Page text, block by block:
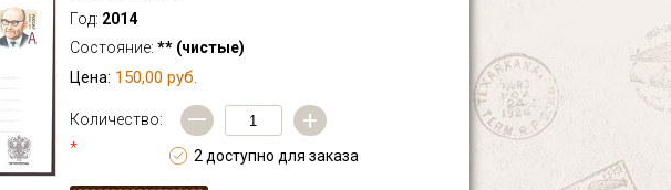
Год: 2014
Состояние: ** (чистые)
Цена: 150,00 руб.
Количество:
*
— +
2 доступно для заказа